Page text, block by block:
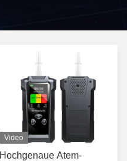
Video
Hochgenaue Atem-